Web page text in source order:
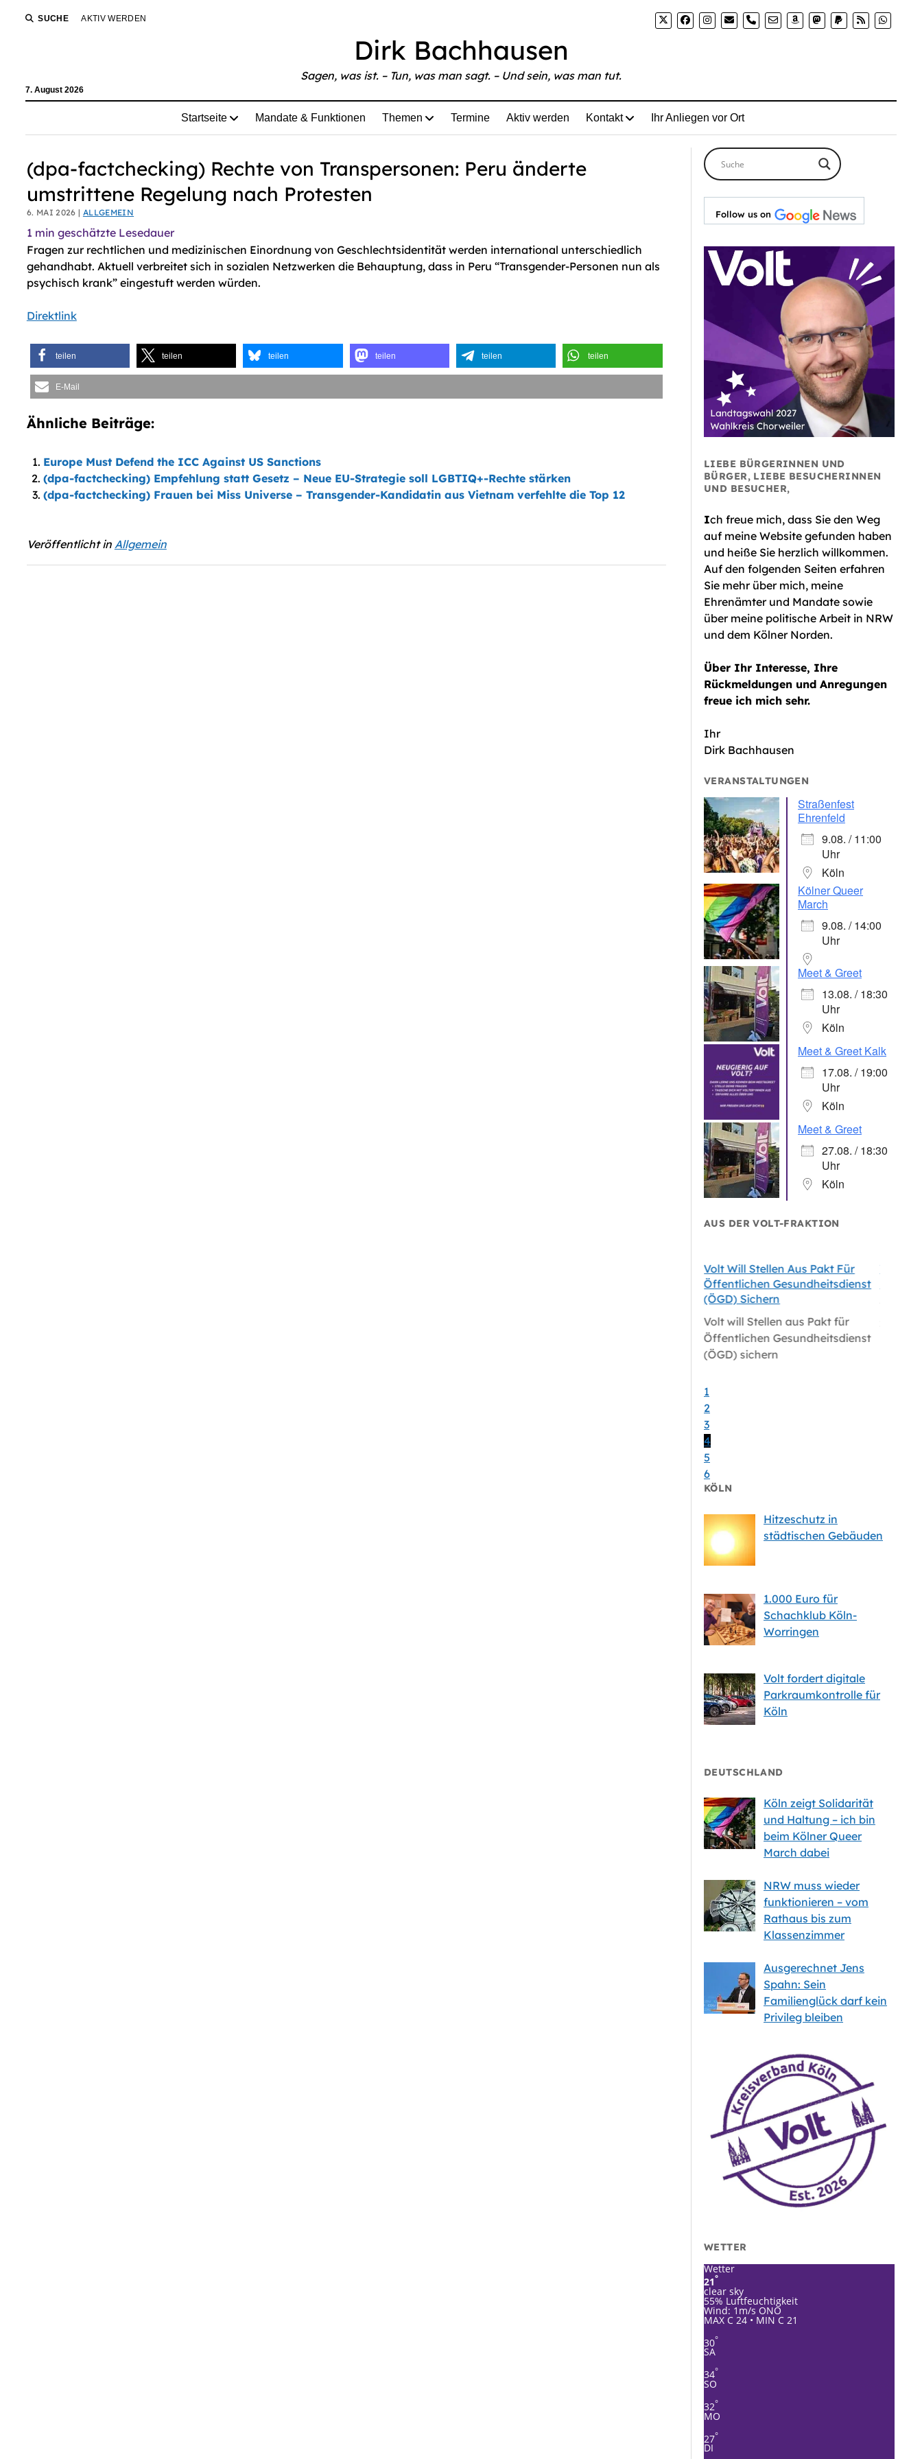
SUCHE AKTIV WERDEN phone
Dirk Bachhausen
7. August 2026
Sagen, was ist. – Tun, was man sagt. – Und sein, was man tut.
Startseite Mandate & Funktionen Themen Termine Aktiv werden Kontakt Ihr Anliegen vor Ort
(dpa-factchecking) Rechte von Transpersonen: Peru änderte
umstrittene Regelung nach Protesten
6. MAI 2026 | ALLGEMEIN
1 min geschätzte Lesedauer
Fragen zur rechtlichen und medizinischen Einordnung von Geschlechtsidentität werden international unterschiedlich
gehandhabt. Aktuell verbreitet sich in sozialen Netzwerken die Behauptung, dass in Peru “Transgender-Personen nun als
psychisch krank” eingestuft werden würden.
Direktlink
teilen teilen teilen teilen teilen teilen
E-Mail
Ähnliche Beiträge:
Europe Must Defend the ICC Against US Sanctions
(dpa-factchecking) Empfehlung statt Gesetz – Neue EU-Strategie soll LGBTIQ+-Rechte stärken
(dpa-factchecking) Frauen bei Miss Universe – Transgender-Kandidatin aus Vietnam verfehlte die Top 12
Veröffentlicht in Allgemein
Follow us on
LIEBE BÜRGERINNEN UND
BÜRGER, LIEBE BESUCHERINNEN
UND BESUCHER,
Ich freue mich, dass Sie den Weg
auf meine Website gefunden haben
und heiße Sie herzlich willkommen.
Auf den folgenden Seiten erfahren
Sie mehr über mich, meine
Ehrenämter und Mandate sowie
über meine politische Arbeit in NRW
und dem Kölner Norden.
Über Ihr Interesse, Ihre
Rückmeldungen und Anregungen
freue ich mich sehr.
Ihr
Dirk Bachhausen
VERANSTALTUNGEN
Straßenfest
Ehrenfeld
9.08. / 11:00
Uhr
Köln
Kölner Queer
March
9.08. / 14:00
Uhr
Meet & Greet
13.08. / 18:30
Uhr
Köln
Meet & Greet Kalk
17.08. / 19:00
Uhr
Köln
Meet & Greet
27.08. / 18:30
Uhr
Köln
AUS DER VOLT-FRAKTION
Volt Will Stellen Aus Pakt Für
Öffentlichen Gesundheitsdienst
(ÖGD) Sichern
Volt will Stellen aus Pakt für
Öffentlichen Gesundheitsdienst
(ÖGD) sichern
Volt-
1
2
3
4
5
6
KÖLN
Hitzeschutz in
städtischen Gebäuden
1.000 Euro für
Schachklub Köln-
Worringen
Volt fordert digitale
Parkraumkontrolle für
Köln
DEUTSCHLAND
Köln zeigt Solidarität
und Haltung – ich bin
beim Kölner Queer
March dabei
NRW muss wieder
funktionieren – vom
Rathaus bis zum
Klassenzimmer
Ausgerechnet Jens
Spahn: Sein
Familienglück darf kein
Privileg bleiben
WETTER
Wetter
21°
clear sky
55% Luftfeuchtigkeit
Wind: 1m/s ONO
MAX C 24 • MIN C 21
30°
SA
34°
SO
32°
MO
27°
DI